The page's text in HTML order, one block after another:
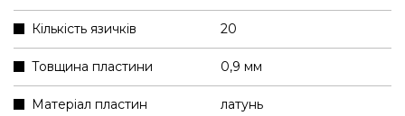
Кількість язичків 20
Товщина пластини 0,9 мм
Матеріал пластин латунь